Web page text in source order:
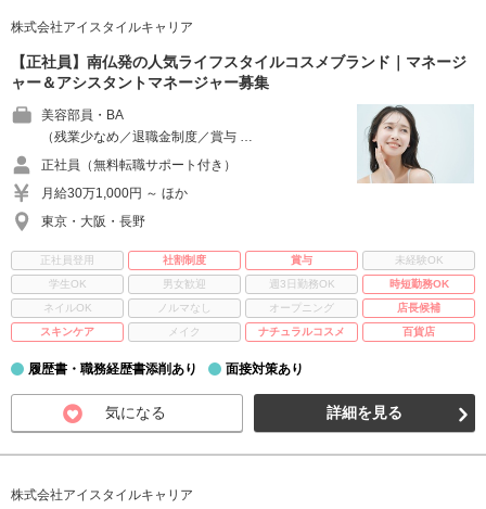
株式会社アイスタイルキャリア
【正社員】南仏発の人気ライフスタイルコスメブランド｜マネージ
ャー＆アシスタントマネージャー募集
美容部員・BA
（残業少なめ／退職金制度／賞与 …
正社員（無料転職サポート付き）
月給30万1,000円 ～ ほか
東京・大阪・長野
正社員登用 社割制度 賞与
未経験OK
学生OK
男女歓迎 週3日勤務OK
時短勤務OK
ネイルOK
ノルマなし オープニング
店長候補
スキンケア
メイク ナチュラルコスメ 百貨店
履歴書・職務経歴書添削あり 面接対策あり
気になる 詳細を見る
株式会社アイスタイルキャリア